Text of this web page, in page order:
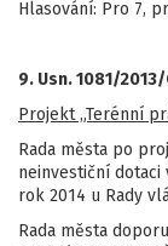
Hlasování: Pro 7,
9. Usn. 1081/2013/
Projekt „Terénní
Rada města po
neinvestiční
rok 2014 u Rady
Rada města